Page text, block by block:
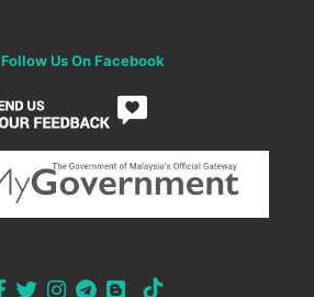
Follow Us On Facebook